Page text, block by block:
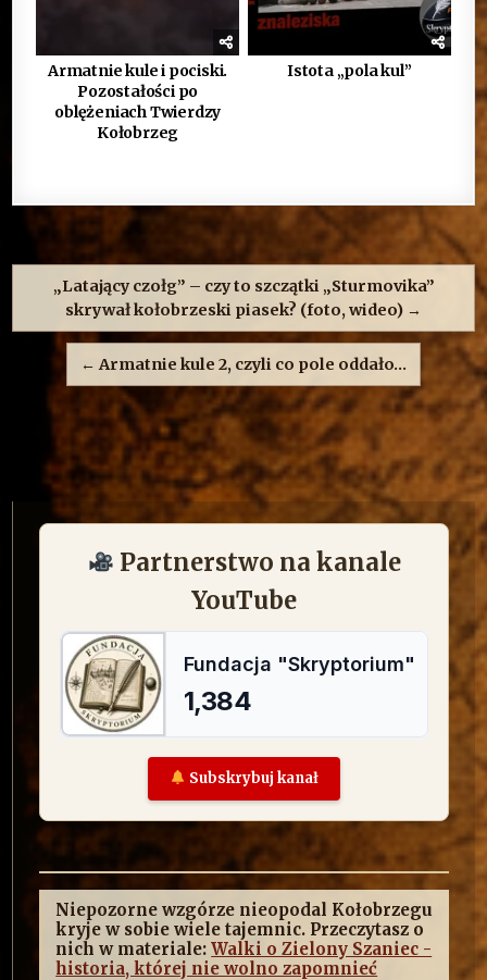
Armatnie kule i pociski.
Pozostałości po
oblężeniach Twierdzy
Kołobrzeg
Istota „pola kul”
Nawigacja
wpisu
„Latający czołg” – czy to szczątki „Sturmovika”
skrywał kołobrzeski piasek? (foto, wideo) →
← Armatnie kule 2, czyli co pole oddało…
Partnerstwo na kanale
YouTube
Subskrybuj kanał
Niepozorne wzgórze nieopodal Kołobrzegu
kryje w sobie wiele tajemnic. Przeczytasz o
nich w materiale:Walki o Zielony Szaniec -
historia, której nie wolno zapomnieć